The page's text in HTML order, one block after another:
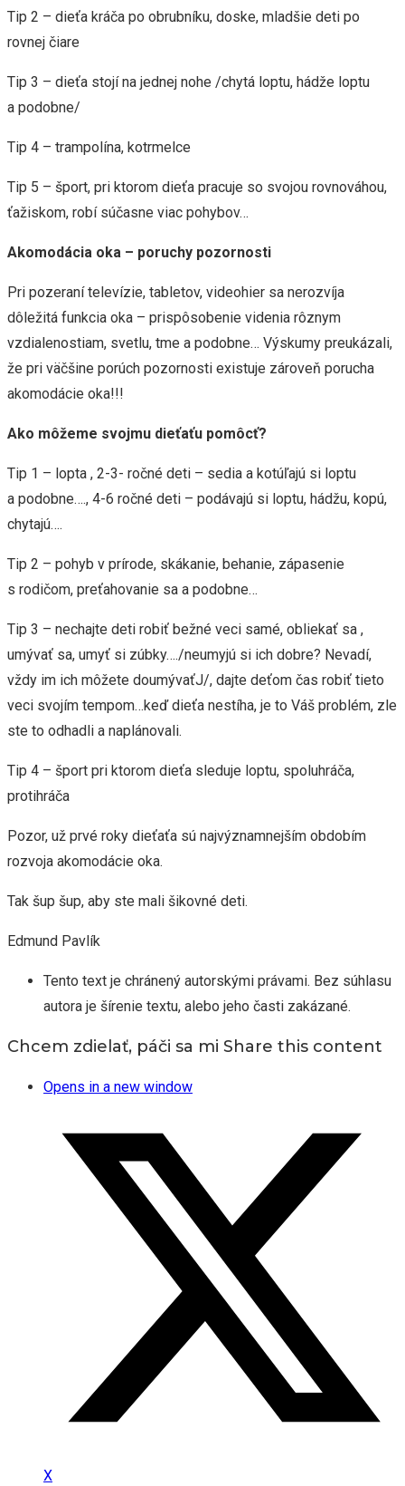
Tip 2 – dieťa kráča po obrubníku, doske, mladšie deti po
rovnej čiare
Tip 3 – dieťa stojí na jednej nohe /chytá loptu, hádže loptu
a podobne/
Tip 4 – trampolína, kotrmelce
Tip 5 – šport, pri ktorom dieťa pracuje so svojou rovnováhou,
ťažiskom, robí súčasne viac pohybov…
Akomodácia oka – poruchy pozornosti
Pri pozeraní televízie, tabletov, videohier sa nerozvíja
dôležitá funkcia oka – prispôsobenie videnia rôznym
vzdialenostiam, svetlu, tme a podobne… Výskumy preukázali,
že pri väčšine porúch pozornosti existuje zároveň porucha
akomodácie oka!!!
Ako môžeme svojmu dieťaťu pomôcť?
Tip 1 – lopta , 2-3- ročné deti – sedia a kotúľajú si loptu
a podobne…., 4-6 ročné deti – podávajú si loptu, hádžu, kopú,
chytajú….
Tip 2 – pohyb v prírode, skákanie, behanie, zápasenie
s rodičom, preťahovanie sa a podobne…
Tip 3 – nechajte deti robiť bežné veci samé, obliekať sa ,
umývať sa, umyť si zúbky…./neumyjú si ich dobre? Nevadí,
vždy im ich môžete doumývaťJ/, dajte deťom čas robiť tieto
veci svojím tempom…keď dieťa nestíha, je to Váš problém, zle
ste to odhadli a naplánovali.
Tip 4 – šport pri ktorom dieťa sleduje loptu, spoluhráča,
protihráča
Pozor, už prvé roky dieťaťa sú najvýznamnejším obdobím
rozvoja akomodácie oka.
Tak šup šup, aby ste mali šikovné deti.
Edmund Pavlík
Tento text je chránený autorskými právami. Bez súhlasu
autora je šírenie textu, alebo jeho časti zakázané.
Chcem zdielať, páči sa mi Share this content
Opens in a new window
X